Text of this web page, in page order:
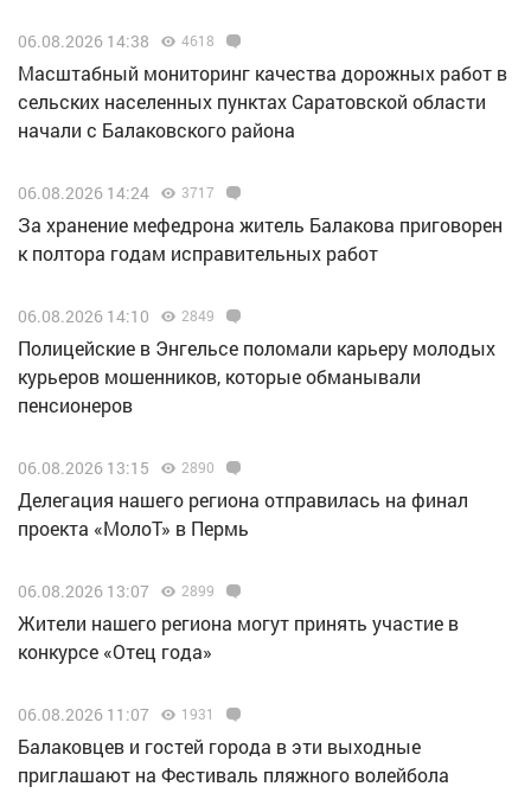
06.08.2026 14:38 4618
Масштабный мониторинг качества дорожных работ в
сельских населенных пунктах Саратовской области
начали с Балаковского района
06.08.2026 14:24 3717
За хранение мефедрона житель Балакова приговорен
к полтора годам исправительных работ
06.08.2026 14:10 2849
Полицейские в Энгельсе поломали карьеру молодых
курьеров мошенников, которые обманывали
пенсионеров
06.08.2026 13:15 2890
Делегация нашего региона отправилась на финал
проекта «МолоТ» в Пермь
06.08.2026 13:07 2899
Жители нашего региона могут принять участие в
конкурсе «Отец года»
06.08.2026 11:07 1931
Балаковцев и гостей города в эти выходные
приглашают на Фестиваль пляжного волейбола